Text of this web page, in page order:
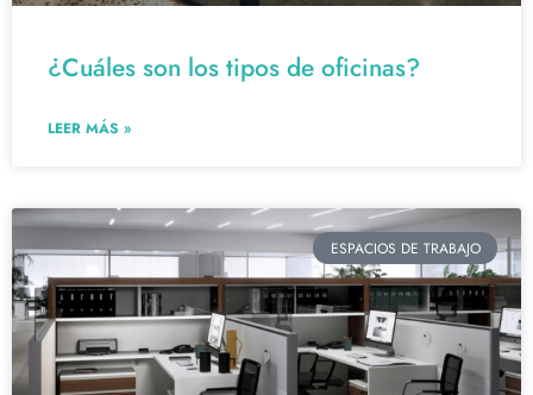
¿Cuáles son los tipos de oficinas?
LEER MÁS »
ESPACIOS DE TRABAJO